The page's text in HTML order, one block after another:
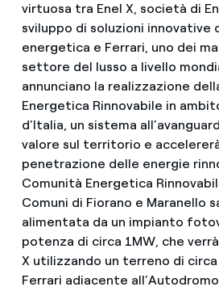
virtuosa tra Enel X, società di
sviluppo di soluzioni innovative
energetica e Ferrari, uno dei
settore del lusso a livello
annunciano la realizzazione
Energetica Rinnovabile in
d’Italia, un sistema
valore sul territorio e
penetrazione delle energie
Comunità Energetica
Comuni di Fiorano e Maranello
alimentata da un impianto
potenza di circa 1MW, che
X utilizzando un terreno di
Ferrari adiacente